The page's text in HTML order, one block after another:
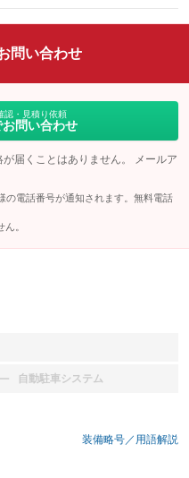
問い合わせ
認・見積り依頼
問い合わせ
届くことはありません。 メールア
電話番号が通知されます。無料電話
。
自動駐車システム
：装備なし
装備略号／用語解説